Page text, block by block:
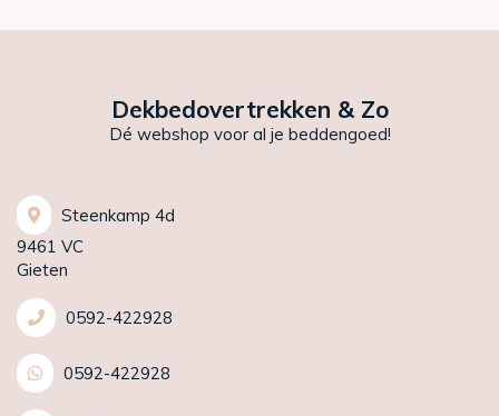
Dekbedovertrekken & Zo
Dé webshop voor al je beddengoed!
Steenkamp 4d
9461 VC
Gieten
0592-422928
0592-422928